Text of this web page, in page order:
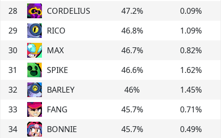
28
CORDELIUS 47.2% 0.09%
29
RICO 46.8% 1.09%
30
MAX 46.7% 0.82%
31
SPIKE 46.6% 1.62%
32
BARLEY 46% 1.45%
33
FANG 45.7% 0.71%
34
BONNIE 45.7% 0.49%